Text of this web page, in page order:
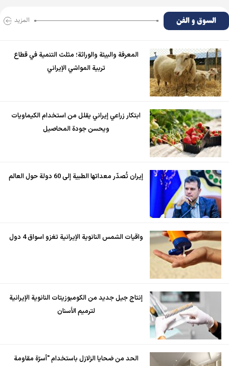
السوق و الفن المزید
المعرفة والبيئة والوراثة؛ مثلث التنمية في قطاع
تربية المواشي الإيراني
ابتكار زراعي إيراني يقلل من استخدام الكيماويات
ويحسن جودة المحاصيل
إيران تُصدّر معداتها الطبية إلى 60 دولة حول العالم
واقيات الشمس النانوية الإيرانية تغزو اسواق 4 دول
إنتاج جيل جديد من الكومبوزيتات النانوية الإيرانية
لترميم الأسنان
الحد من ضحايا الزلازل باستخدام "أسرّة مقاومة